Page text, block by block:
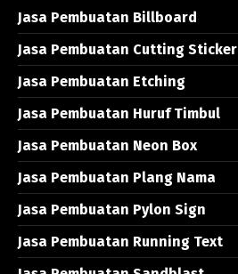
Jasa Pembuatan Billboard
Jasa Pembuatan Cutting Sticker
Jasa Pembuatan Etching
Jasa Pembuatan Huruf Timbul
Jasa Pembuatan Neon Box
Jasa Pembuatan Plang Nama
Jasa Pembuatan Pylon Sign
Jasa Pembuatan Running Text